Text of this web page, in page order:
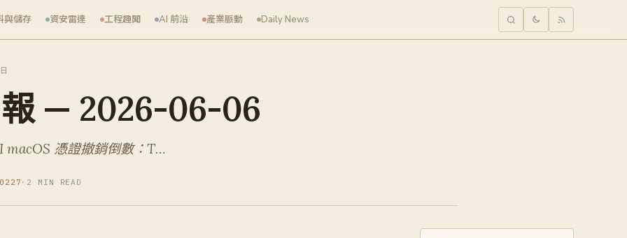
與儲存 資安雷達 工程趣聞 AI 前沿 產業脈動 Daily News
— 2026-06-06
憑證撤銷倒數：T…
· 2 MIN READ